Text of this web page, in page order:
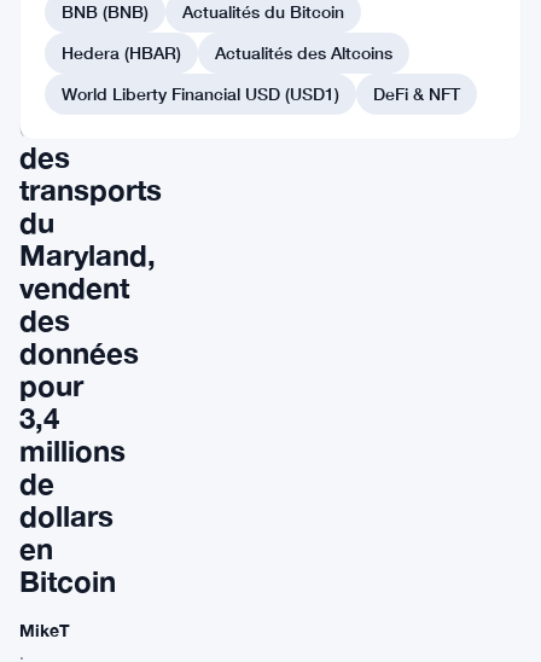
hackers
ciblent
département
des
transports
du
Maryland,
vendent
des
données
pour
3,4
millions
de
dollars
en
Bitcoin
MikeT
·
BNB (BNB)
Actualités du Bitcoin
Hedera (HBAR)
Actualités des Altcoins
World Liberty Financial USD (USD1)
DeFi & NFT